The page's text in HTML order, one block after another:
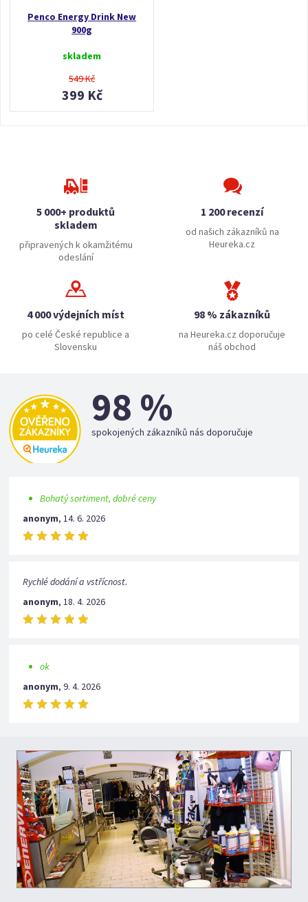
Penco Energy Drink New
900g
skladem
549 Kč
399 Kč
5 000+ produktů
skladem
připravených k okamžitému
odeslání
1 200 recenzí
od našich zákazníků na
Heureka.cz
4 000 výdejních míst
po celé České republice a
Slovensku
98 % zákazníků
na Heureka.cz doporučuje
náš obchod
98 %
spokojených zákazníků nás doporučuje
Bohatý sortiment, dobré ceny
anonym,14. 6. 2026
Rychlé dodání a vstřícnost.
anonym,18. 4. 2026
ok
anonym,9. 4. 2026